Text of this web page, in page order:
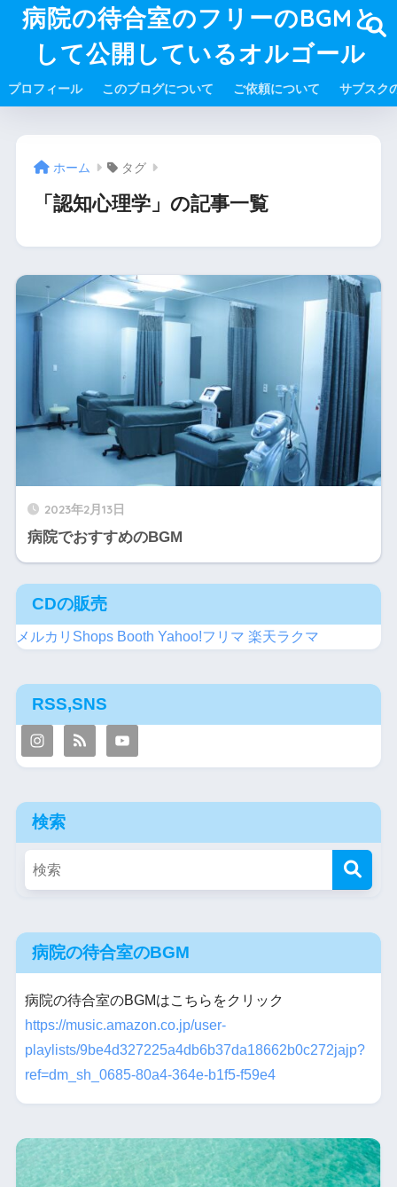
病院の待合室のフリーのBGMと
して公開しているオルゴール
プロフィール このブログについて ご依頼について サブスク
ホーム タグ
「認知心理学」の記事一覧
2023年2月13日
病院でおすすめのBGM
CDの販売
メルカリShops Booth Yahoo!フリマ 楽天ラクマ
RSS,SNS
検索
病院の待合室のBGM
病院の待合室のBGMはこちらをクリック
https://music.amazon.co.jp/user-
playlists/9be4d327225a4db6b37da18662b0c272jajp?
ref=dm_sh_0685-80a4-364e-b1f5-f59e4